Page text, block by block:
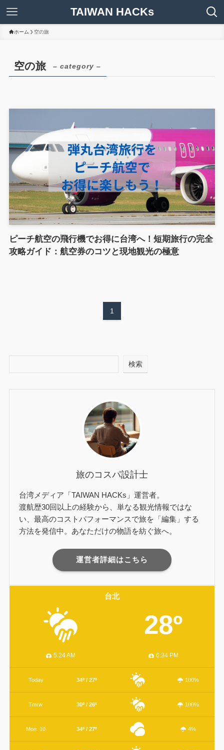
TAIWAN HACKs
ホーム 空の旅
空の旅 – category –
ピーチ航空の飛行機でお得に台湾へ！短期旅行の完全
攻略ガイド：航空券のコツと現地観光の極意
1
検索
旅のコスパ設計士
台湾メディア「TAIWAN HACKs」運営者。
渡航歴30回以上の経験から、単なる観光情報ではな
い、最高のコストパフォーマンスで旅を「編集」する
方法を発信中。あなただけの物語を紡ぐ旅へ。
運営者詳細はこちら
台北
28º
5:24 AM 6:34 PM
Today 34º / 27º 100%
Tmrw. 30º / 26º 100%
Mon. 10 34º / 27º 4%